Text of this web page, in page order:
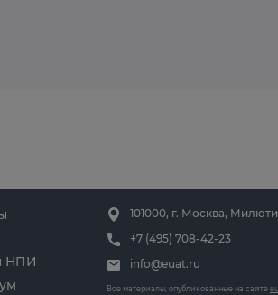
НПИ
101000, г. Москва,
+7 (495) 708-42-23
info@euat.ru
Все материалы, опубликованные на сайте